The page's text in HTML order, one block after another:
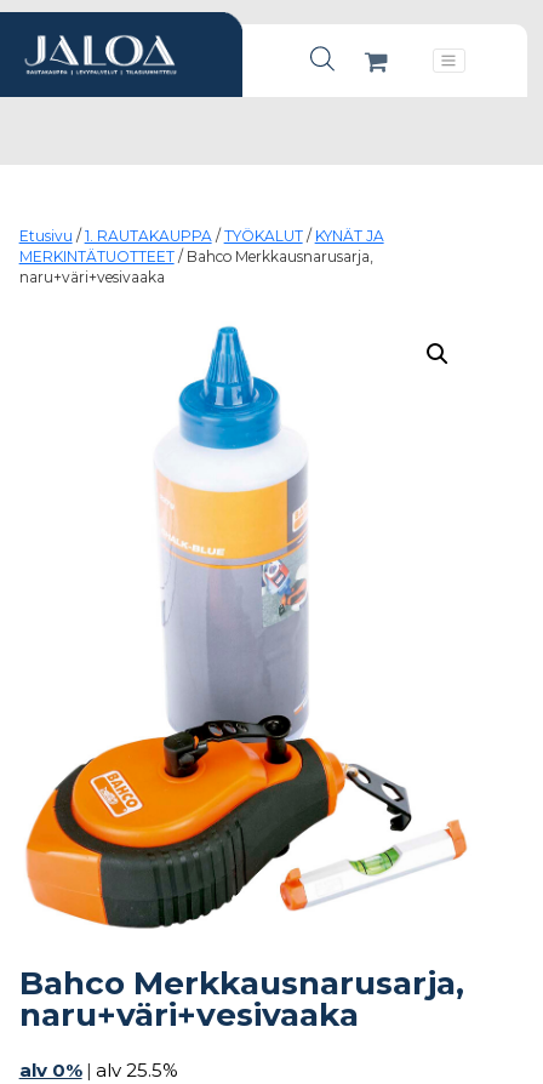
Products search
Päävalikko
Etusivu / 1. RAUTAKAUPPA/ TYÖKALUT/ KYNÄT JA
MERKINTÄTUOTTEET/ Bahco Merkkausnarusarja,
naru+väri+vesivaaka
Bahco Merkkausnarusarja,
naru+väri+vesivaaka
alv 0% | alv 25.5%